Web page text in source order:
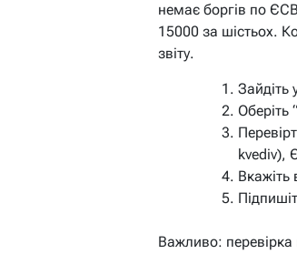
немає боргів по
15000 за шістьох.
звіту.
Зайдіть
Оберіть
kvediv),
Вкажіть
Важливо: